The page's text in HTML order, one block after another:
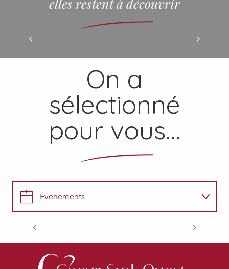
elles restent à découvrir
LE FESTIVAL
On a
sélectionné
pour vous...
Evenements
Déguster
AOÛT
Soirée Bandas
MUSIQUE